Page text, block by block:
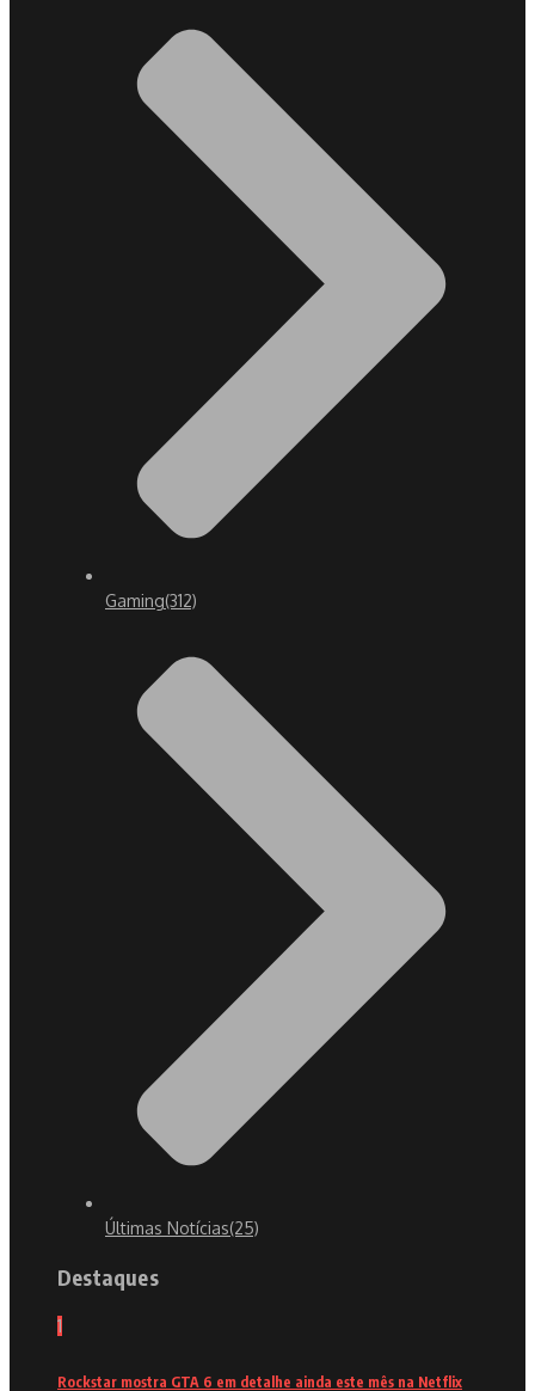
Gaming(312)
Últimas Notícias(25)
Destaques
1
Rockstar mostra GTA 6 em detalhe ainda este mês na Netflix